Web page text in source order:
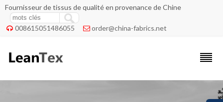
Fournisseur de tissus de qualité en provenance de Chine
 008615051486055  order@china-fabrics.net